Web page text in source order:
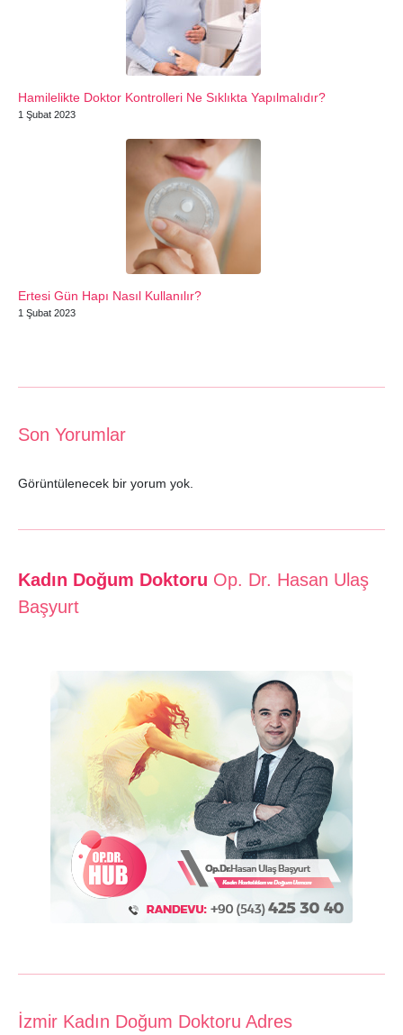
Hamilelikte Doktor Kontrolleri Ne Sıklıkta Yapılmalıdır?
1 Şubat 2023
Ertesi Gün Hapı Nasıl Kullanılır?
1 Şubat 2023
Son Yorumlar
Görüntülenecek bir yorum yok.
Kadın Doğum Doktoru Op. Dr. Hasan Ulaş
Başyurt
İzmir Kadın Doğum Doktoru Adres